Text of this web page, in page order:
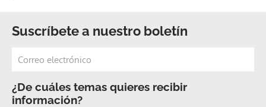
Suscríbete a nuestro boletín
¿De cuáles temas quieres recibir
información?